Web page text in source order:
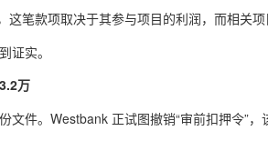
笔款项取决于其参与项目的利润，而相关项
证实。
万
文件。Westbank 正试图撤销“审前扣押令”